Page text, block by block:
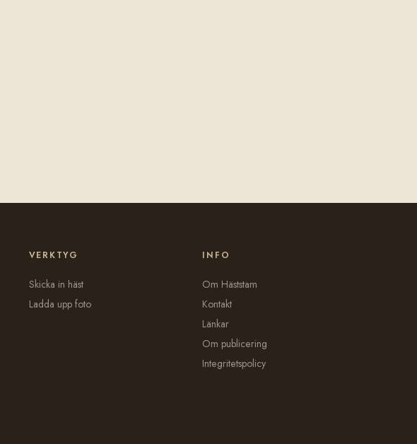
VERKTYG
Skicka in häst
Ladda upp foto
INFO
Om Häststam
Kontakt
Länkar
Om publicering
Integritetspolicy